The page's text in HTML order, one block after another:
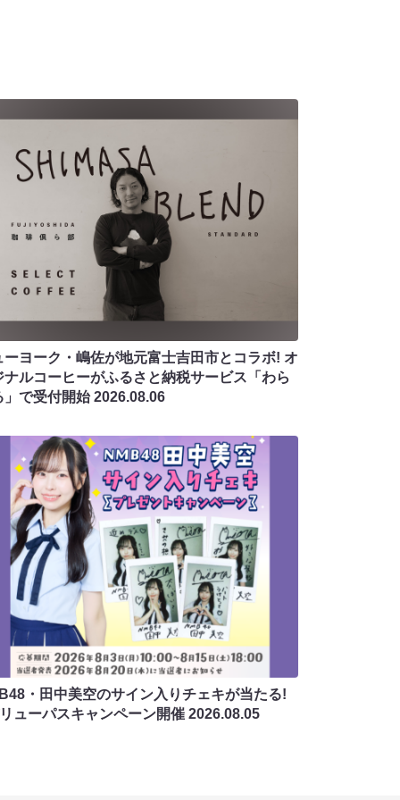
ーヨーク・嶋佐が地元富士吉田市とコラボ! オ
ナルコーヒーがふるさと納税サービス「わら
」で受付開始2026.08.06
・田中美空のサイン入りチェキが当たる!
ューパスキャンペーン開催 2026.08.05